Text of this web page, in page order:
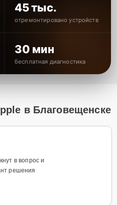
45 тыс.
отремонтировано устройств
30 мин
бесплатная диагностика
в Благовещенске
в вопрос и
решения